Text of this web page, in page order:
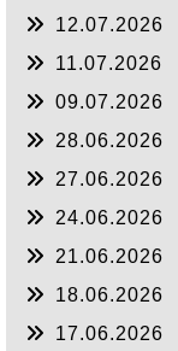
12.07.2026
11.07.2026
09.07.2026
28.06.2026
27.06.2026
24.06.2026
21.06.2026
18.06.2026
17.06.2026